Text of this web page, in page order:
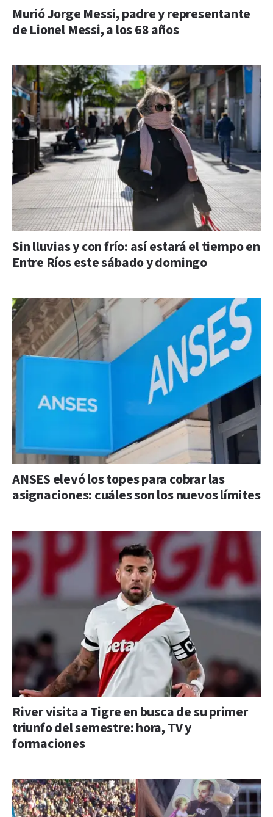
Murió Jorge Messi, padre y representante
de Lionel Messi, a los 68 años
Sin lluvias y con frío: así estará el tiempo en
Entre Ríos este sábado y domingo
ANSES elevó los topes para cobrar las
asignaciones: cuáles son los nuevos límites
River visita a Tigre en busca de su primer
triunfo del semestre: hora, TV y
formaciones